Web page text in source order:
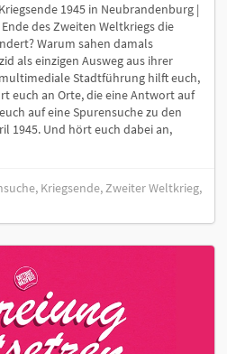
1945 in Neubrandenburg |
des Zweiten Weltkriegs die
Warum sahen damals
als einzigen Ausweg aus ihrer
Stadtführung hilft euch,
euch an Orte, die eine Antwort auf
auf eine Spurensuche zu den
1945. Und hört euch dabei an,
Kriegsende, Zweiter Weltkrieg,